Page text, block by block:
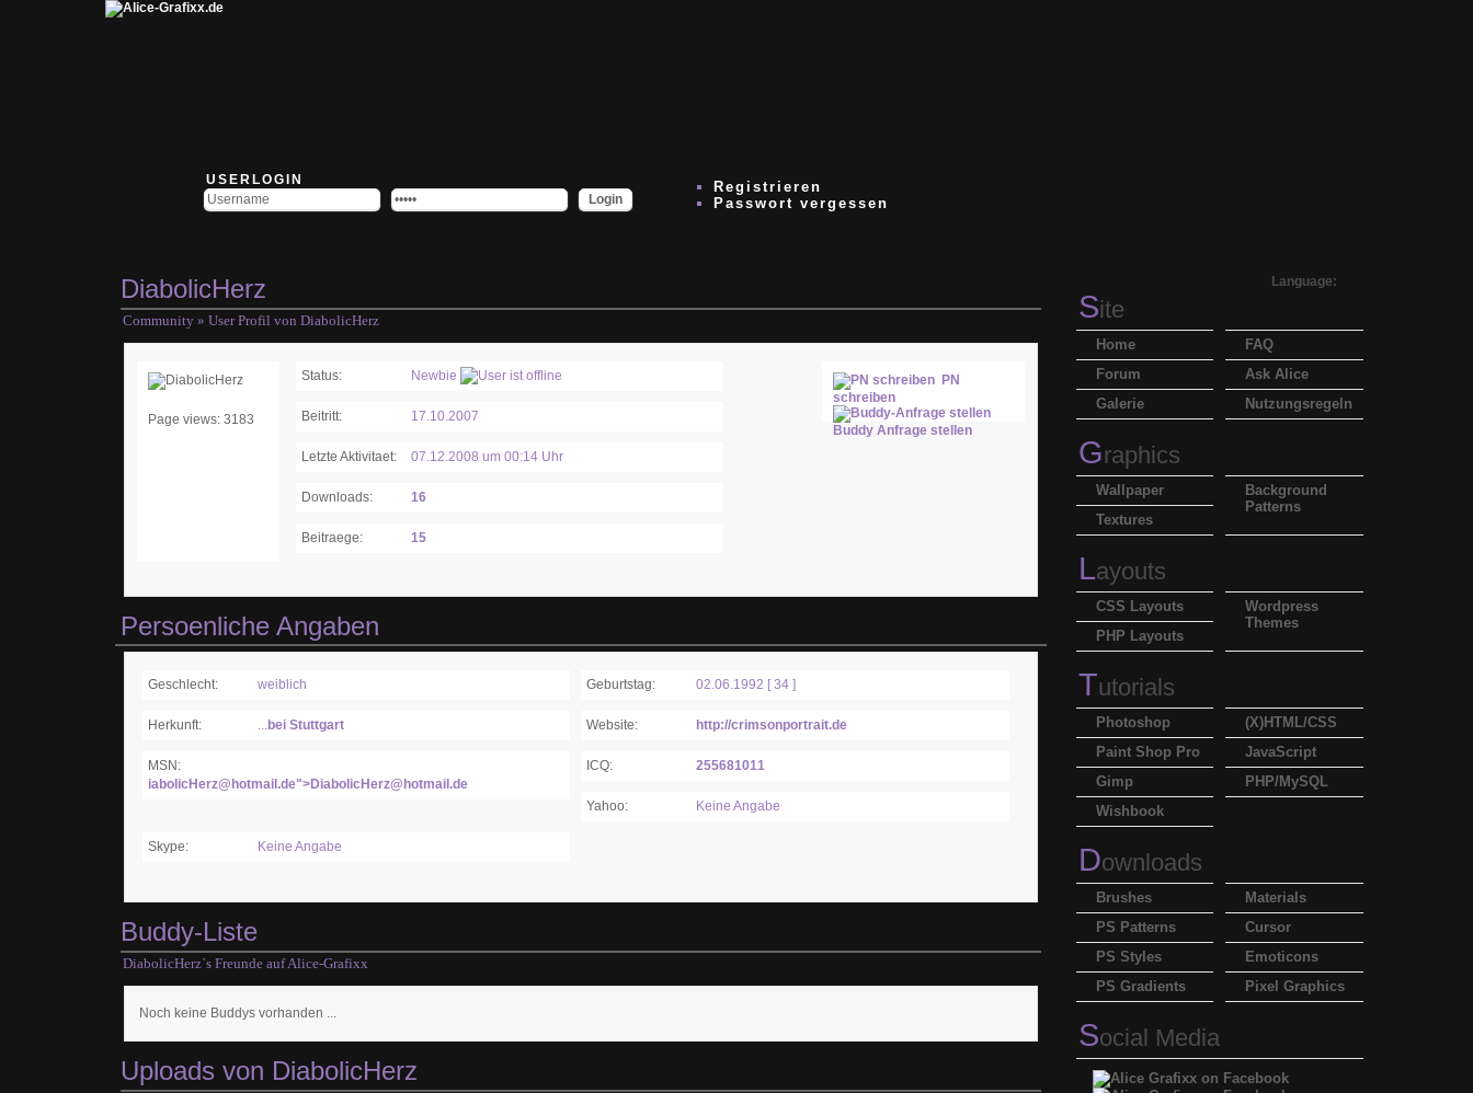
USERLOGIN
Registrieren
Passwort vergessen
DiabolicHerz
Community» User Profil von DiabolicHerz
Page views: 3183
PN
schreiben
Buddy Anfrage stellen
Status: Newbie
Beitritt: 17.10.2007
Letzte Aktivitaet: 07.12.2008 um 00:14 Uhr
Downloads: 16
Beitraege: 15
Persoenliche Angaben
Geschlecht: weiblich Geburtstag: 02.06.1992 [ 34 ]
Herkunft: ...bei Stuttgart Website: http://crimsonportrait.de
MSN:
iabolicHerz@hotmail.de">DiabolicHerz@hotmail.de
ICQ: 255681011
Yahoo: Keine Angabe
Skype: Keine Angabe
Buddy-Liste
DiabolicHerz`s Freunde auf Alice-Grafixx
Noch keine Buddys vorhanden ...
Uploads von DiabolicHerz
Language:
Site
FAQ
Ask Alice
Nutzungsregeln
Home
Forum
Galerie
Graphics
Background
Patterns
Wallpaper
Textures
Layouts
Wordpress
Themes
CSS Layouts
PHP Layouts
Tutorials
(X)HTML/CSS
JavaScript
PHP/MySQL
Photoshop
Paint Shop Pro
Gimp
Wishbook
Downloads
Materials
Cursor
Emoticons
Pixel Graphics
Brushes
PS Patterns
PS Styles
PS Gradients
Social Media